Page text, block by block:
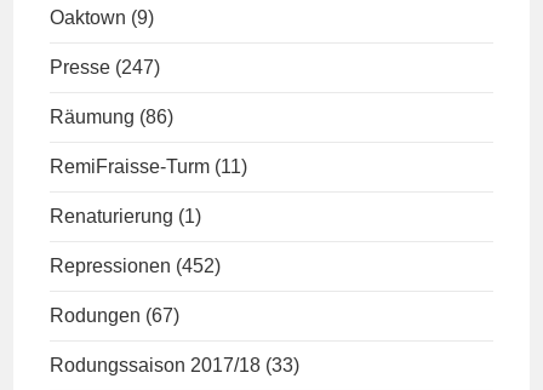
Oaktown (9)
Presse (247)
Räumung (86)
RemiFraisse-Turm (11)
Renaturierung (1)
Repressionen (452)
Rodungen (67)
Rodungssaison 2017/18 (33)